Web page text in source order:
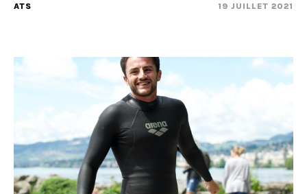
ATS 19 JUILLET 2021